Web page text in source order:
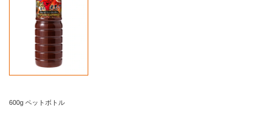
600g ペットボトル